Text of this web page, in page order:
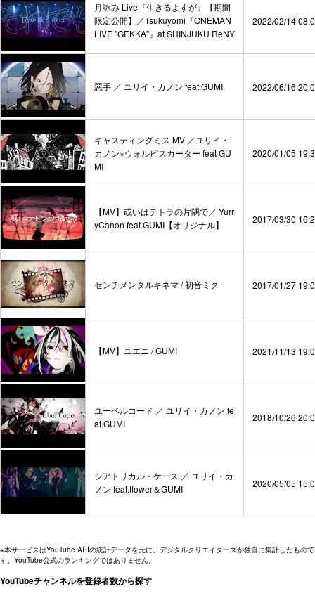
月詠み Live『生きるよすが』【期間
限定公開】／Tsukuyomi『ONEMAN
LIVE "GEKKA"』at SHINJUKU ReNY
2022/02/14
惡手 ／ ユリイ・カノン feat.GUMI 2022/06/16
キャスティングミス MV ／ユリイ・
カノン×ウォルピスカーター feat GU
MI
2020/01/05
【MV】或いはテトラの片隅で／ Yurr
yCanon feat.GUMI【オリジナル】
2017/03/30
センチメンタルキネマ / 初音ミク 2017/01/27
【MV】ユエニ / GUMI 2021/11/13
ユーベルコード ／ ユリイ・カノン fe
at.GUMI
2018/10/26
シアトリカル・ケース ／ ユリイ・カ
ノン feat.flower＆GUMI
2020/05/05
※本サービスはYouTube APIの統計データを元に、デジタルクリエイターズが独自に集計したもので
す。YouTube公式のランキングではありません。
YouTubeチャンネルを登録者数から探す